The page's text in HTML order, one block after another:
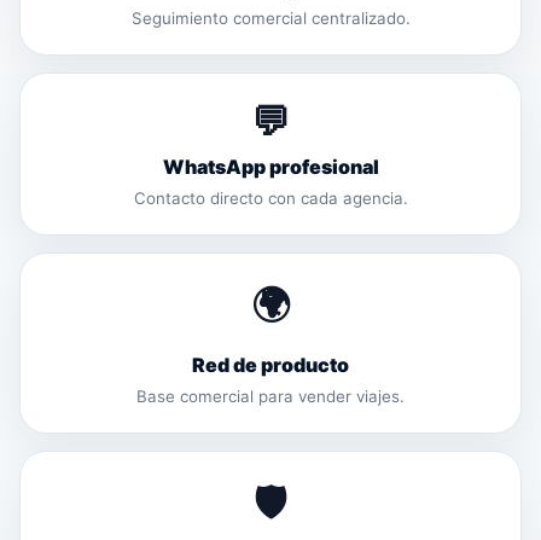
Seguimiento comercial centralizado.
💬
WhatsApp profesional
Contacto directo con cada agencia.
🌍
Red de producto
Base comercial para vender viajes.
🛡️